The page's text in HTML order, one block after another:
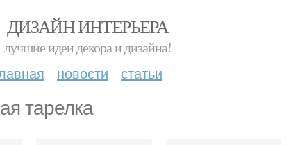
ДИЗАЙН ИНТЕРЬЕРА
лучшие идеи декора и дизайна!
новости статьи
тарелка